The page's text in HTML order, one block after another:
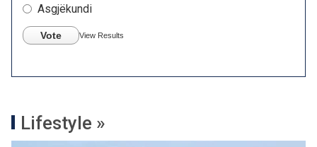
Asgjëkundi
Vote View Results
Lifestyle »